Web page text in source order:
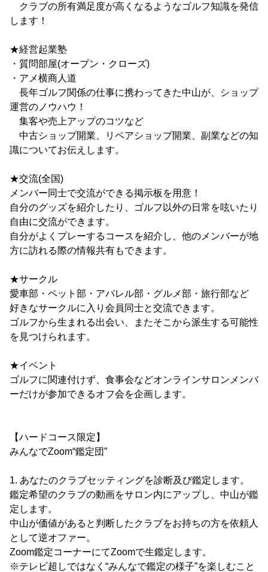
クラブの所有満足度が高くなるようなゴルフ知識を発信
します！
★経営起業塾
・質問部屋(オープン・クローズ)
・アメ横商人道
長年ゴルフ関係の仕事に携わってきた中山が、ショップ
運営のノウハウ！
集客や売上アップのコツなど
中古ショップ開業、リペアショップ開業、副業などの知
識についてお伝えします。
★交流(全国)
メンバー同士で交流ができる掲示板を用意！
自分のグッズを紹介したり、ゴルフ以外の日常を呟いたり
自由に交流ができます。
自分がよくプレーするコースを紹介し、他のメンバーが地
方に訪れる際の情報共有もできます。
★サークル
愛車部・ペット部・アパレル部・グルメ部・旅行部など
好きなサークルに入り会員同士と交流できます。
ゴルフから生まれる出会い、またそこから派生する可能性
を見つけられます。
★イベント
ゴルフに関連付けず、食事会などオンラインサロンメンバ
ーだけが参加できるオフ会を企画します。
【ハードコース限定】
みんなでZoom“鑑定団”
1. あなたのクラブセッティングを診断及び鑑定します。
鑑定希望のクラブの動画をサロン内にアップし、中山が鑑
定します。
中山が価値があると判断したクラブをお持ちの方を依頼人
として逆オファー。
Zoom鑑定コーナーにてZoomで生鑑定します。
※テレビ超しではなく“みんなで鑑定の様子”を楽しむこと